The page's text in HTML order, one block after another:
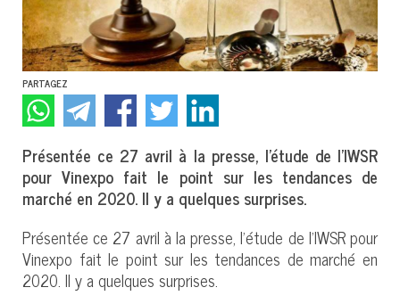
PARTAGEZ
Présentée ce 27 avril à la presse, l’étude de l’IWSR
pour Vinexpo fait le point sur les tendances de
marché en 2020. Il y a quelques surprises.
Présentée ce 27 avril à la presse, l’étude de l’IWSR pour
Vinexpo fait le point sur les tendances de marché en
2020. Il y a quelques surprises.